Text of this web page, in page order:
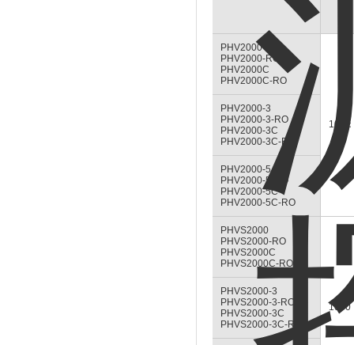
PHV2000
PHV2000-RO
PHV2000C
PHV2000C-RO
100
PHV2000-3
PHV2000-3-RO
PHV2000-3C
PHV2000-3C-RO
PHV2000-5
PHV2000-5-RO
PHV2000-5C
PHV2000-5C-RO
PHVS2000
PHVS2000-RO
PHVS2000C
PHVS2000C-RO
1000
PHVS2000-3
PHVS2000-3-RO
PHVS2000-3C
PHVS2000-3C-RO